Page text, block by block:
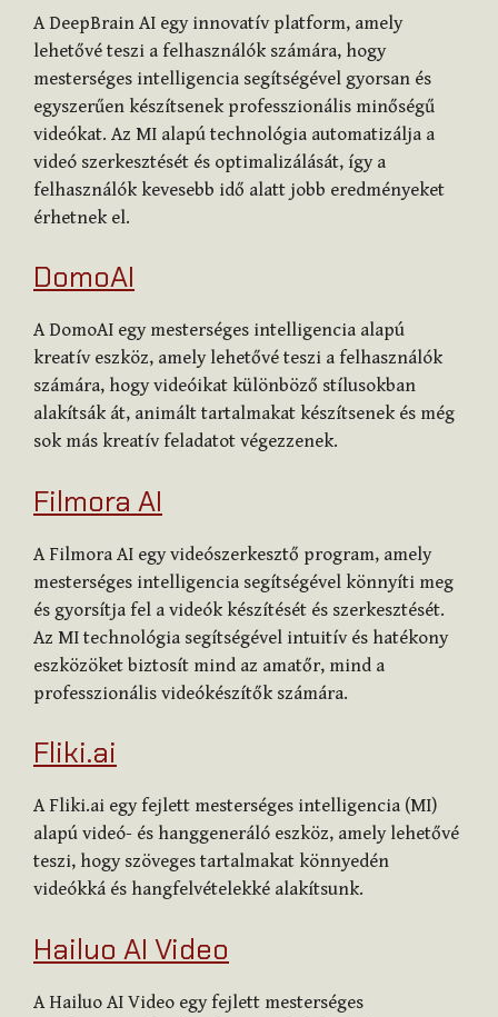
A DeepBrain AI egy innovatív platform, amely
lehetővé teszi a felhasználók számára, hogy
mesterséges intelligencia segítségével gyorsan és
egyszerűen készítsenek professzionális minőségű
videókat. Az MI alapú technológia automatizálja a
videó szerkesztését és optimalizálását, így a
felhasználók kevesebb idő alatt jobb eredményeket
érhetnek el.
DomoAI
A DomoAI egy mesterséges intelligencia alapú
kreatív eszköz, amely lehetővé teszi a felhasználók
számára, hogy videóikat különböző stílusokban
alakítsák át, animált tartalmakat készítsenek és még
sok más kreatív feladatot végezzenek.
Filmora AI
A Filmora AI egy videószerkesztő program, amely
mesterséges intelligencia segítségével könnyíti meg
és gyorsítja fel a videók készítését és szerkesztését.
Az MI technológia segítségével intuitív és hatékony
eszközöket biztosít mind az amatőr, mind a
professzionális videókészítők számára.
Fliki.ai
A Fliki.ai egy fejlett mesterséges intelligencia (MI)
alapú videó- és hanggeneráló eszköz, amely lehetővé
teszi, hogy szöveges tartalmakat könnyedén
videókká és hangfelvételekké alakítsunk.
Hailuo AI Video
A Hailuo AI Video egy fejlett mesterséges